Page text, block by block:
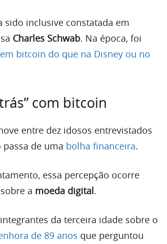
sido inclusive constatada em
Charles Schwab. Na época, foi
bitcoin do que na Disney ou no
com bitcoin
entre dez idosos entrevistados
de uma bolha financeira.
essa percepção ocorre
a moeda digital.
da terceira idade sobre o
de 89 anos que perguntou